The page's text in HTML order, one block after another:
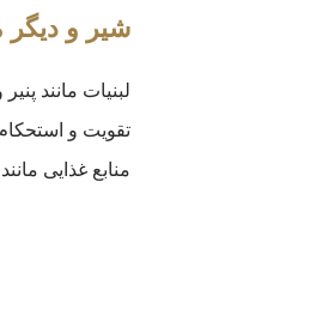
شیر و
لبنیات مانند
منابع غذایی